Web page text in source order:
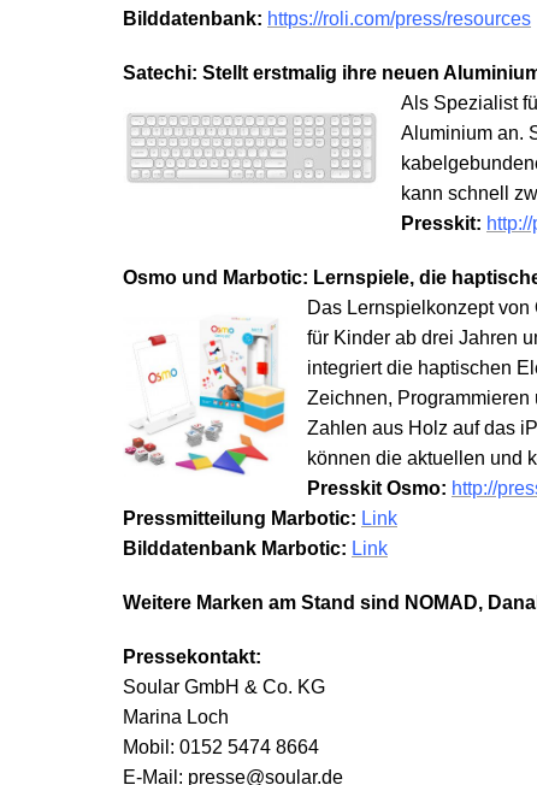
Bilddatenbank: https://roli.com/press/resources
Satechi: Stellt erstmalig ihre neuen
Als Spezialist
Aluminium an.
kann schnell
Presskit:
Osmo und Marbotic: Lernspiele, die
Das Lernspielkonzept von
für Kinder ab drei Jahren
integriert die haptischen
Zeichnen,
Zahlen aus Holz auf das
können die aktuellen und
Presskit Osmo: http://
Pressmitteilung Marbotic: Link
Bilddatenbank Marbotic: Link
Weitere Marken am Stand sind NOMAD,
Pressekontakt:
Soular GmbH & Co. KG
Marina Loch
Mobil: 0152 5474 8664
E-Mail: presse@soular.de